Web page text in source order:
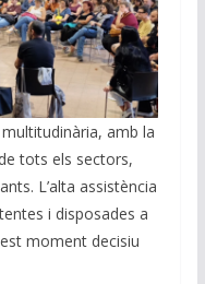
amb la
tots els sectors,
L’alta assistència
i disposades a
moment decisiu